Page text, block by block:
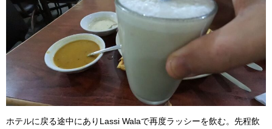
ホテルに戻る途中にありLassi Walaで再度ラッシーを飲む。先程飲